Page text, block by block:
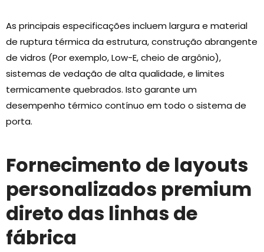
As principais especificações incluem largura e material
de ruptura térmica da estrutura, construção abrangente
de vidros (Por exemplo, Low-E, cheio de argônio),
sistemas de vedação de alta qualidade, e limites
termicamente quebrados. Isto garante um
desempenho térmico contínuo em todo o sistema de
porta.
Fornecimento de layouts
personalizados premium
direto das linhas de
fábrica